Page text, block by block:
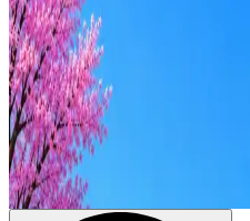
Стратегия поиска с
Ежедневный
AI генерация